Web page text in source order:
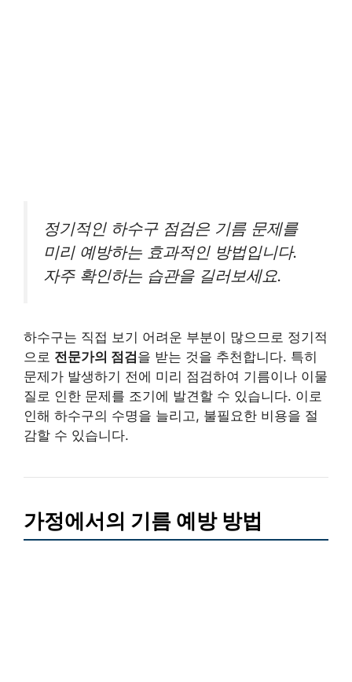
정기적인 하수구 점검은 기름 문제를
미리 예방하는 효과적인 방법입니다.
자주 확인하는 습관을 길러보세요.
하수구는 직접 보기 어려운 부분이 많으므로 정기적
으로 전문가의 점검을 받는 것을 추천합니다. 특히
문제가 발생하기 전에 미리 점검하여 기름이나 이물
질로 인한 문제를 조기에 발견할 수 있습니다. 이로
인해 하수구의 수명을 늘리고, 불필요한 비용을 절
감할 수 있습니다.
가정에서의 기름 예방 방법